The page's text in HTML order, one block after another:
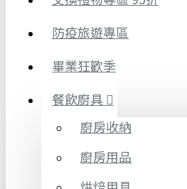
防疫旅遊專區
畢業狂歡季
餐飲廚具
廚房收納
廚房用品